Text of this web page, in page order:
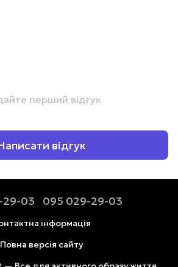
перший відгук
відгук
29-03 095 029-29-03
інформація
Повна версія сайту